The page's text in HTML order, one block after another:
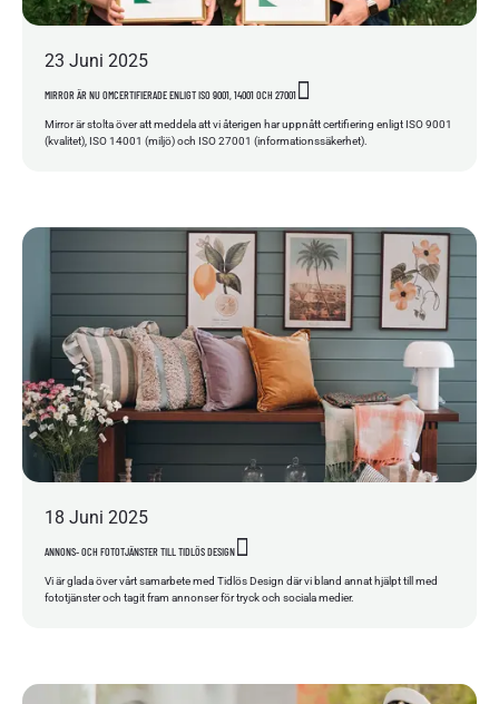
MIRROR ÄR NU OMCERTIFIERADE ENLIGT ISO 9001, 14001 OCH 27001
23 Juni 2025
Mirror är stolta över att meddela att vi återigen har uppnått certifiering enligt ISO 9001
(kvalitet), ISO 14001 (miljö) och ISO 27001 (informationssäkerhet).
ANNONS- OCH FOTOTJÄNSTER TILL TIDLÖS DESIGN
18 Juni 2025
Vi är glada över vårt samarbete med Tidlös Design där vi bland annat hjälpt till med
fototjänster och tagit fram annonser för tryck och sociala medier.